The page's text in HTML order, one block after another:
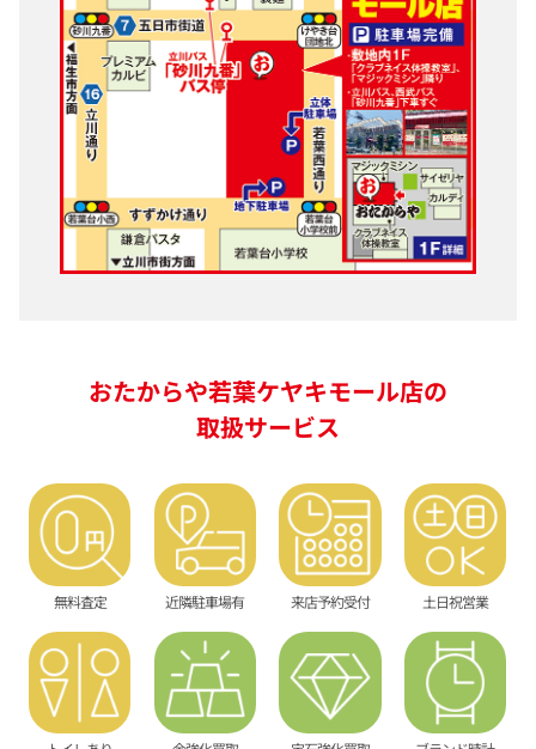
おたからや若葉ケヤキモール店の
取扱サービス
無料査定 近隣駐車場有 来店予約受付 土日祝営業